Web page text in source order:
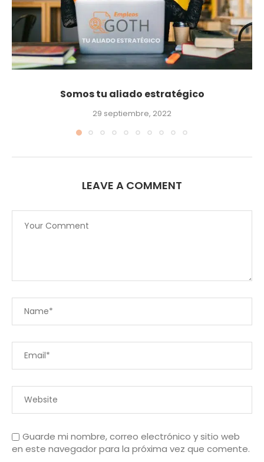
Somos tu aliado estratégico
29 septiembre, 2022
LEAVE A COMMENT
Guarde mi nombre, correo electrónico y sitio web
en este navegador para la próxima vez que comente.